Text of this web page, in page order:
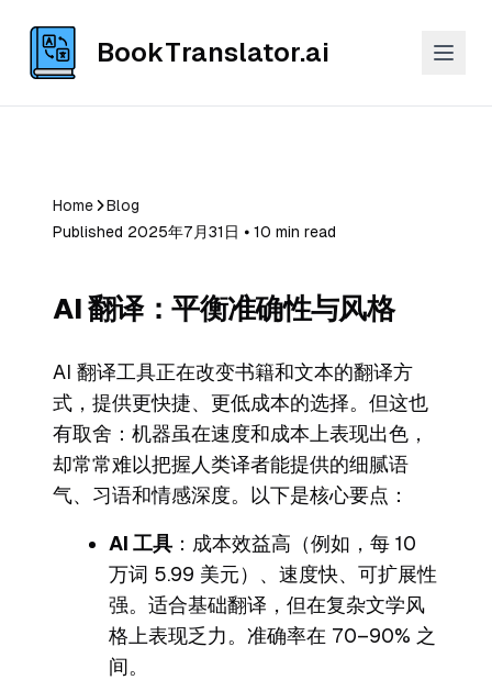
BookTranslator.ai
Home
Blog
Published 2025年7月31日 ⦁ 10 min read
AI 翻译：平衡准确性与风格
AI 翻译工具正在改变书籍和文本的翻译方
式，提供更快捷、更低成本的选择。但这也
有取舍：机器虽在速度和成本上表现出色，
却常常难以把握人类译者能提供的细腻语
气、习语和情感深度。以下是核心要点：
AI 工具 ：成本效益高（例如，每 10
万词 5.99 美元）、速度快、可扩展性
强。适合基础翻译，但在复杂文学风
格上表现乏力。准确率在 70–90% 之
间。